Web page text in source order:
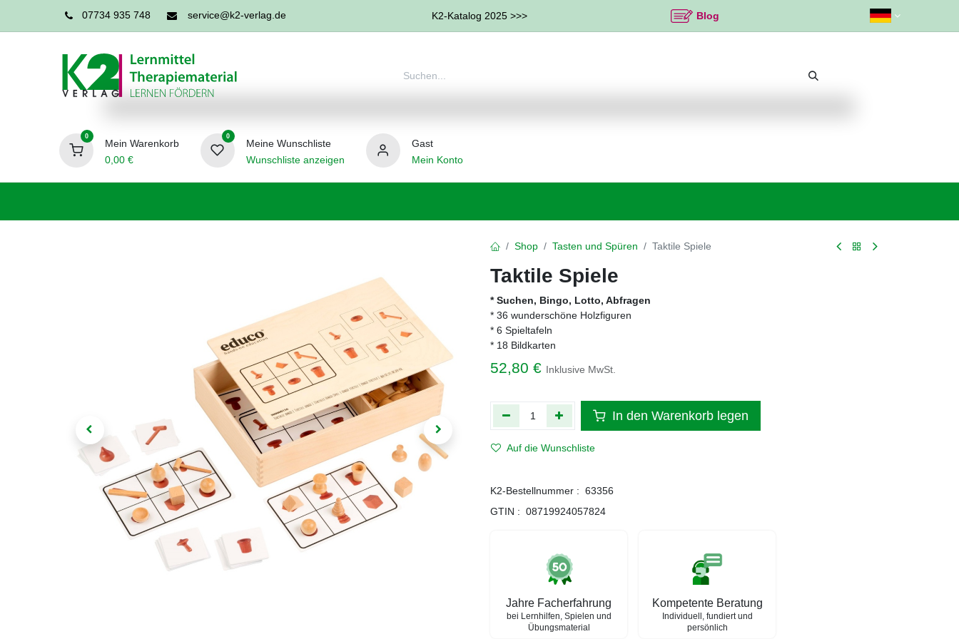
07734 935 748 service@k2-verlag.de K2-Katalog 2025 >>> Blog
0
Mein Warenkorb
0,00€
0
Meine Wunschliste
Wunschliste anzeigen
Gast
Mein Konto
Shop Tasten und Spüren Taktile Spiele
Taktile Spiele
* Suchen, Bingo, Lotto, Abfragen
* 36 wunderschöne Holzfiguren
* 6 Spieltafeln
* 18 Bildkarten
52,80 € Inklusive MwSt.
In den Warenkorb legen
Auf die Wunschliste
K2-Bestellnummer : 63356
GTIN : 08719924057824
Jahre Facherfahrung
bei Lernhilfen, Spielen und
Übungsmaterial
Kompetente Beratung
Individuell, fundiert und
persönlich